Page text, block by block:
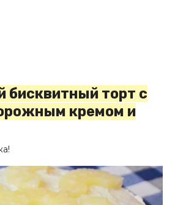
бисквитный торт с
кремом и